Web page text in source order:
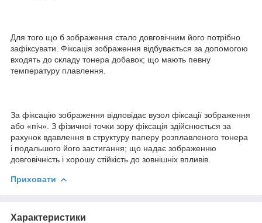
Для того що б зображення стало довговічним його потрібно
зафіксувати. Фіксація зображення відбувається за допомогою
входять до складу тонера добавок; що мають певну
температуру плавлення.
За фіксацію зображення відповідає вузол фіксації зображення
або «піч». З фізичної точки зору фіксація здійснюється за
рахунок вдавлення в структуру паперу розплавленого тонера
і подальшого його застигання; що надає зображенню
довговічність і хорошу стійкість до зовнішніх впливів.
Приховати
Характеристики